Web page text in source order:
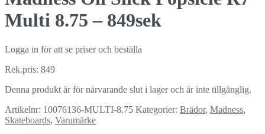
Multi 8.75 – 849sek
Logga in för att se priser och beställa
Rek.pris: 849
Denna produkt är för närvarande slut i lager och är inte tillgänglig.
Artikelnr: 10076136-MULTI-8.75 Kategorier: Brädor, Madness,
Skateboards, Varumärke